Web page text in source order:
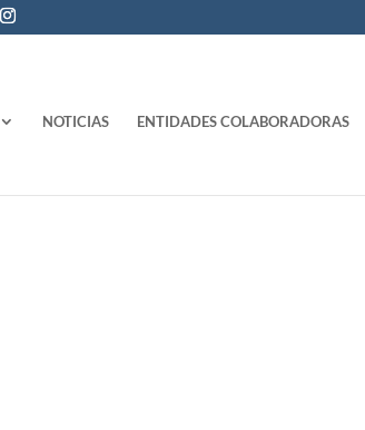
NOTICIAS ENTIDADES COLABORADORAS